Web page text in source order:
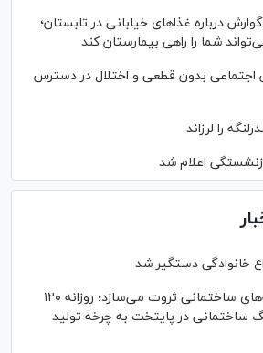
درباره غذا‌های خیابانی در تابستان؛
شما را راهی بیمارستان کند
اجتماعی بدون قطعی و اختلال در دسترس
اعلام شد
خانوادگی دستگیر شد
شهری که از نخاله‌های ساختمانی ثروت می‌سازد؛ روزانه ۱۲۰
در پایتخت به چرخه تولید